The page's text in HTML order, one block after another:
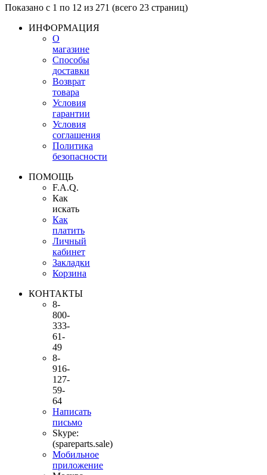
Показано с 1 по 12 из 271 (всего 23 страниц)
ИНФОРМАЦИЯ
О
магазине
Способы
доставки
Возврат
товара
Условия
гарантии
Условия
соглашения
Политика
безопасности
ПОМОЩЬ
F.A.Q.
Как
искать
Как
платить
Личный
кабинет
Закладки
Корзина
КОНТАКТЫ
8-
800-
333-
61-
49
8-
916-
127-
59-
64
Написать
письмо
Skype:
(spareparts.sale)
Мобильное
приложение